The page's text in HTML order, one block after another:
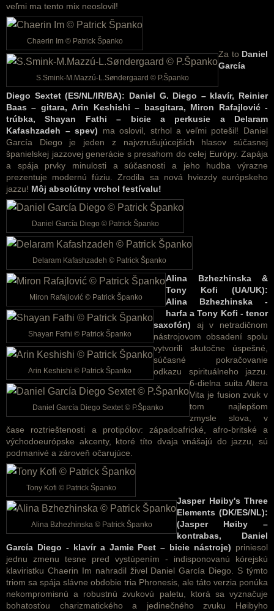
veľmi ma tento mix neoslovil!
Chaerin Im © Patrick Španko
S.Smink-M.Mazzú-L.Søndergaard © P.Španko
Za to Daniel
García
Diego Sextet (ES/NL/IR/BA): Daniel G. Diego – klavír, Reinier
Baas – gitara,Arin Keshishi – basgitara, Miron Rafajlović -
trúbka,Shayan Fathi – bicie a perkusie a Delaram
Kafashzadeh – spev) ma oslovil, strhol a veľmi potešil! Daniel
García Diego je jeden z najvzrušujúcejších hlasov súčasnej
španielskej jazzovej generácie s presahom do celej Európy. Zapája
a spája prvky minulosti a súčasnosti a jeho hudba výrazne
prezentuje modernú fúziu. Zrodila sa nová hviezdy európskeho
jazzu! Môj absolútny vrchol festívalu!
Daniel García Diego © Patrick Španko
Delaram Kafashzadeh © Patrick Španko
Miron Rafajlović © Patrick Španko
Shayan Fathi © Patrick Španko
Arin Keshishi © Patrick Španko
Daniel García Diego Sextet © P.Španko
Alina Bzhezhinska &
Tony Kofi (UA/UK):
Alina Bzhezhinska -
harfa a Tony Kofi - tenor
saxofón) aj v netradičnom
nástrojovom obsadení spolu
vytvorili skutočne úspešné,
súčasné pokračovanie
odkazu spirituálneho jazzu.
6-dielna suita Altera
Vita je fusion zvuk v
tom najlepšom
zmysle slova, v
čase roztrieštenosti a protipólov: západoafrické, afro-britské a
východoeurópske akcenty, ktoré títo dvaja vnášajú do jazzu, sú
podmanivé a zároveň očarujúce.
Tony Kofi © Patrick Španko
Alina Bzhezhinska © Patrick Španko
Jasper Høiby's Three
Elements (DK/ES/NL):
(Jasper Høiby –
kontrabas, Daniel
García Diego - klavír a Jamie Peet – bicie nástroje) priniesol
jednu zmenu tesne pred vystúpením - indisponovanú kórejskú
klaviristku Chaerin Im nahradil živel Daniel García Diego. S týmto
triom sa spája slávne obdobie tria Phronesis, ale táto verzia ponúka
nekompromisnú a robustnú zvukovú paletu, ktorá sa vyznačuje
bohatosťou charizmatického a jedinečného zvuku Høibyho